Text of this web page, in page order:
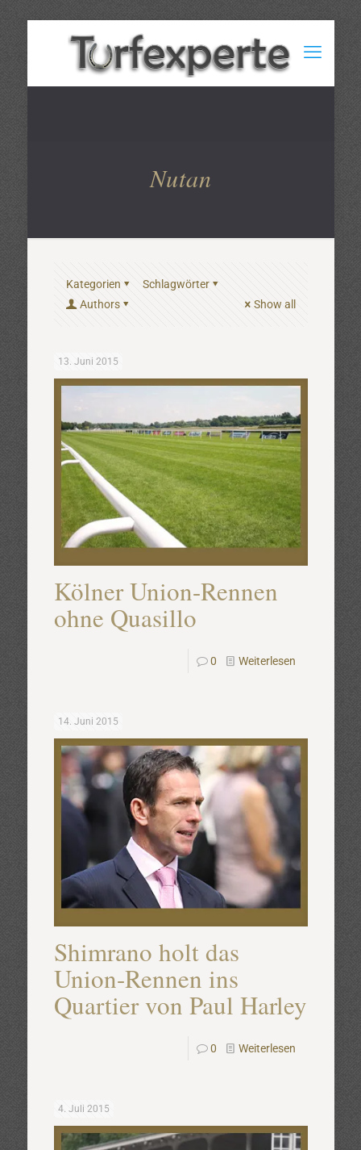
Nutan
Kategorien
Schlagwörter
Authors
Show all
13. Juni 2015
Kölner Union-Rennen
ohne Quasillo
0 Weiterlesen
14. Juni 2015
Shimrano holt das
Union-Rennen ins
Quartier von Paul Harley
0 Weiterlesen
4. Juli 2015